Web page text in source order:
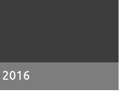
2016